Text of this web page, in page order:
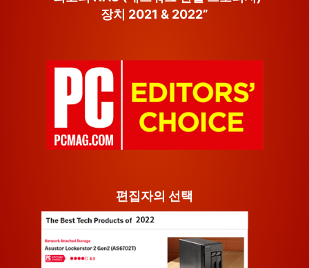
장치 2021 & 2022”
편집자의 선택